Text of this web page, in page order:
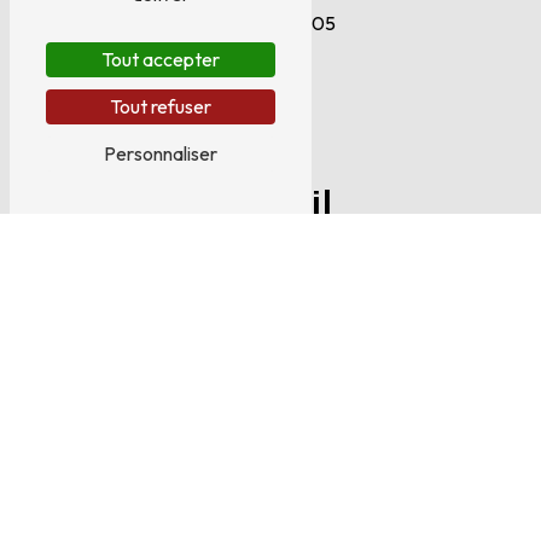
03 25 75 04 05
E-mail
Tout accepter
Tout refuser
Personnaliser